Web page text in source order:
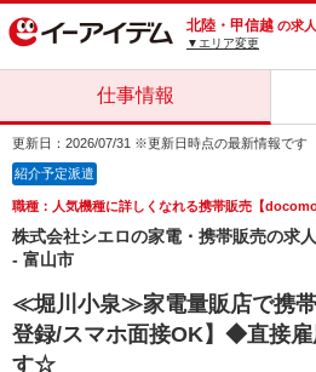
北陸・甲信越 の求人
▼エリア変更
仕事情報
更新日：2026/07/31 ※更新日時点の最新情報です
紹介予定派遣
職種：人気機種に詳しくなれる携帯販売【docomo
株式会社シエロの家電・携帯販売の求
- 富山市
≪堀川小泉≫家電量販店で携帯
登録/スマホ面接OK】◆直接
す☆